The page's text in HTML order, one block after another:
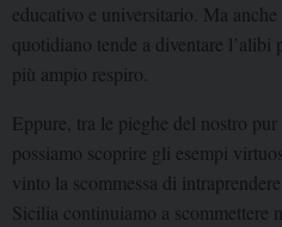
educativo e universitario. Ma
quotidiano tende a diventare
più ampio respiro.
Eppure, tra le pieghe del nostro
possiamo scoprire gli esempi
vinto la scommessa di
Sicilia continuiamo a scommettere